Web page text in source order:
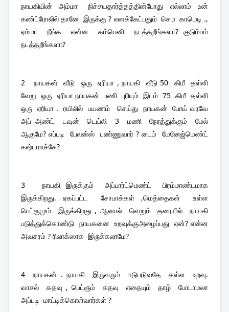
நாயகியின்  அம்மா   நிச்சயதார்த்தத்தின்போது  எல்லாம்  உன்
கண்ட்ரோலில் தானே  இருக்கு ? எனக்கேட்பதும்  செம  காமெடி .,
ஏம்மா  நீங்க  என்ன  கம்பெனி  நடத்தறீங்களா? குடும்பம்
நடத்தறீங்களா?
2   நாயகன்  வீடு  ஒரு  ஏரியா , நாயகி  வீடு 50  கிமீ  தள்ளி
வேறு  ஒரு  ஏரியா நாயகன்  பணி  புரியும்  இடம்  75  கிமீ  தள்ளி
ஒரு  ஏரியா .  ரயிலில்  பயணம்   செய்து  நாயகன்  போய் வரவே
அப் அண்ட்  டவுன்  டெய்லி  3  மணி  நேரத்துக்கும்  மேல்
ஆகுமே? எப்படி  பேலன்ஸ்  பண்ணுவார் ? டைம்  மேனேஜ்மெண்ட்
கஷ்டமாச்சே?
3   நாயகி இருக்கும்  அப்பார்ட்மெண்ட்  பிரம்மாண்டமாக
இருக்கிறது. ஏகப்பட்ட  சோபாக்கள் ,மெத்தைகள்  உள்ள
பெட்ரூமும்  இருக்கிறது , ஆனால்  வெறும்  தரையில்  நாயகி
படுத்துக்கொண்டு  நாயகனை  உறவுக்குஅழைப்பது  ஏன்? என்ன
அவசரம் ? ரிலாக்ஸாக  இருக்கலாமே?
4  நாயகன் . நாயகி  இருவரும்  ஈடுபடுவதே  கள்ள  உறவு.
வாசல்  கதவு , பெட்ரூம்  கதவு  எதையும்  தாழ்  போடாமலா
அப்படி  மாட்டிக்கொள்வார்கள் ?